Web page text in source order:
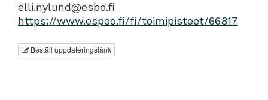
elli.nylund@esbo.fi
https://www.espoo.fi/fi/toimipisteet/66817
Beställ uppdateringslänk